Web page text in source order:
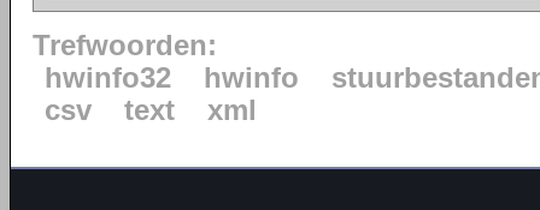
Trefwoorden:
hwinfo32
hwinfo
csv
text xml